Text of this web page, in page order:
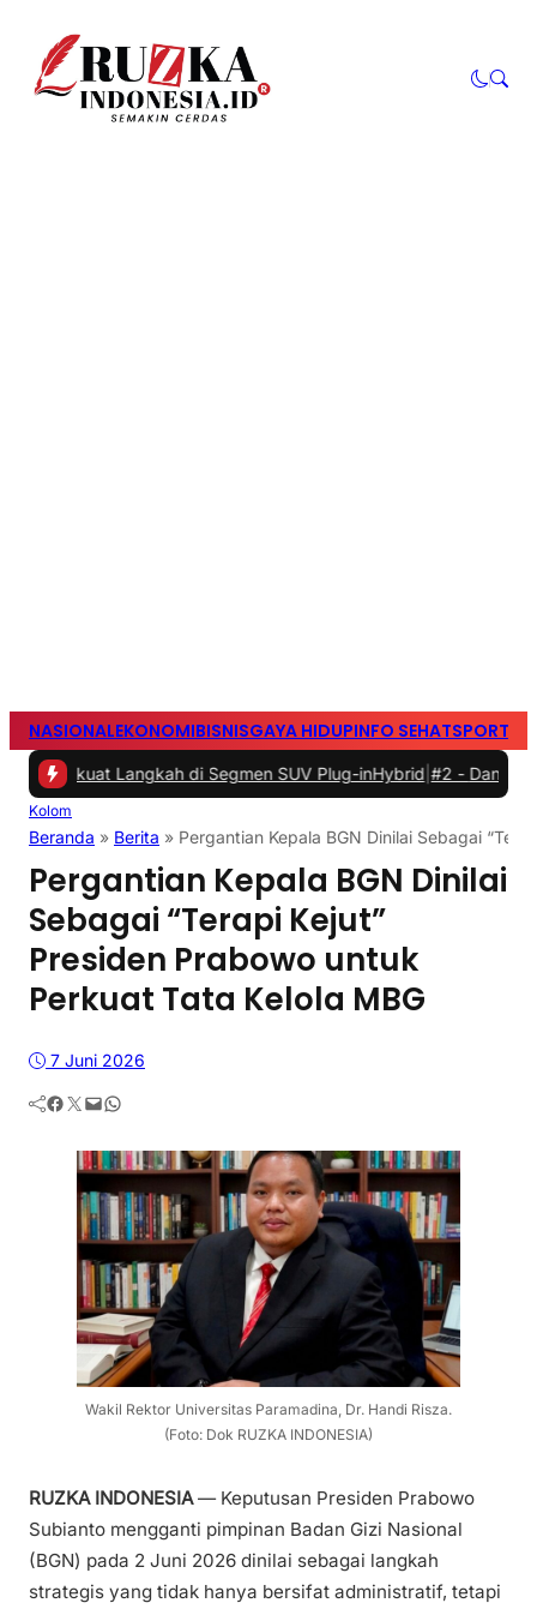
NASIONALEKONOMIBISNISGAYA HIDUPINFO SEHATSPORTS
Langkah di Segmen SUV Plug-inHybrid|#2 -Dankorbrimob,
Kolom
Beranda » Berita » Pergantian Kepala BGN Dinilai Sebagai
Pergantian Kepala BGN Dinilai
Sebagai “Terapi Kejut”
Presiden Prabowo untuk
Perkuat Tata Kelola MBG
7 Juni 2026
Facebook Twitter Mail WhatsApp
Wakil Rektor Universitas Paramadina, Dr. Handi Risza.
(Foto: Dok RUZKA INDONESIA)
RUZKA INDONESIA— Keputusan Presiden Prabowo
Subianto mengganti pimpinan Badan Gizi Nasional
(BGN) pada 2 Juni 2026 dinilai sebagai langkah
strategis yang tidak hanya bersifat administratif, tetapi